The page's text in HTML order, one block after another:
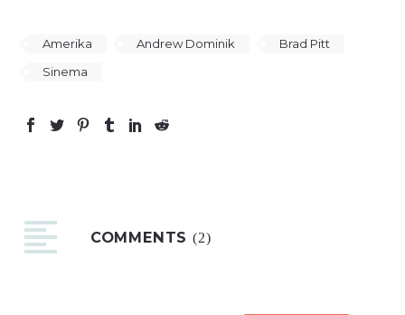
Amerika Andrew Dominik
Brad Pitt
Sinema
COMMENTS(2)